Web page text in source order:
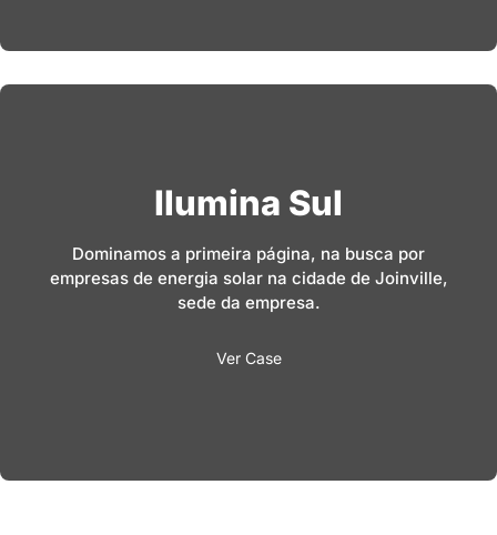
Ilumina Sul
Dominamos a primeira página, na busca por
empresas de energia solar na cidade de Joinville,
sede da empresa.
Ver Case